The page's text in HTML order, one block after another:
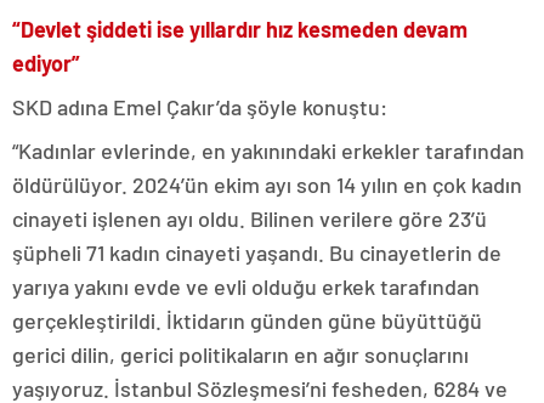
“Devlet şiddeti ise yıllardır hız kesmeden devam
ediyor”
SKD adına Emel Çakır’da şöyle konuştu:
“Kadınlar evlerinde, en yakınındaki erkekler tarafından
öldürülüyor. 2024’ün ekim ayı son 14 yılın en çok kadın
cinayeti işlenen ayı oldu. Bilinen verilere göre 23’ü
şüpheli 71 kadın cinayeti yaşandı. Bu cinayetlerin de
yarıya yakını evde ve evli olduğu erkek tarafından
gerçekleştirildi. İktidarın günden güne büyüttüğü
gerici dilin, gerici politikaların en ağır sonuçlarını
yaşıyoruz. İstanbul Sözleşmesi’ni fesheden, 6284 ve